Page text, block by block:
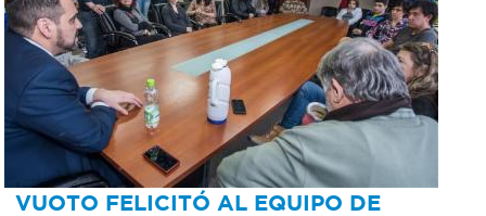
VUOTO FELICITÓ AL EQUIPO DE